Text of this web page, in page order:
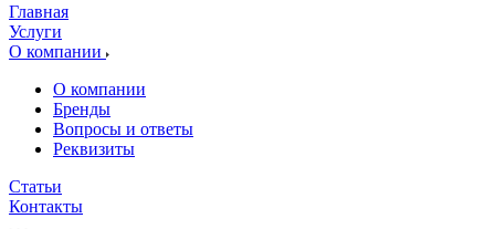
Главная
Услуги
О компании
О компании
Бренды
Вопросы и ответы
Реквизиты
Статьи
Контакты